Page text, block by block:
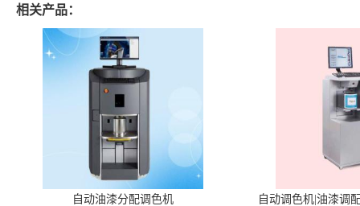
相关产品：
自动油漆分配调色机 自动调色机|油漆调